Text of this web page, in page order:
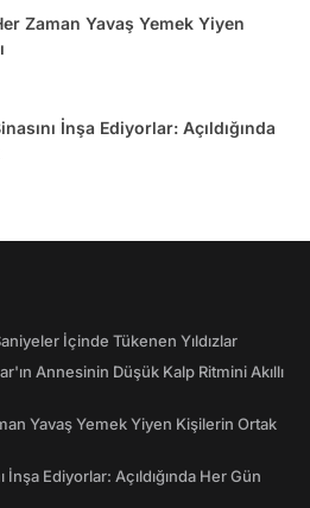
Zaman Yavaş Yemek Yiyen
İnşa Ediyorlar: Açıldığında
İçinde Tükenen Yıldızlar
Annesinin Düşük Kalp Ritmini Akıllı
Yavaş Yemek Yiyen Kişilerin Ortak
İnşa Ediyorlar: Açıldığında Her Gün